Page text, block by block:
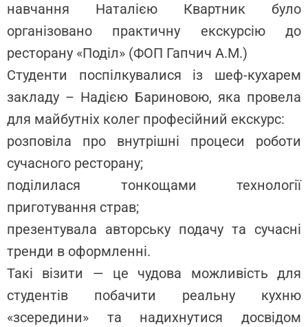
навчання Наталією Квартник було
організовано практичну екскурсію до
ресторану «Поділ» (ФОП Гапчич А.М.)
Студенти поспілкувалися із шеф-кухарем
закладу – Надією Бариновою, яка провела
для майбутніх колег професійний екскурс:
розповіла про внутрішні процеси роботи
сучасного ресторану;
поділилася тонкощами технології
приготування страв;
презентувала авторську подачу та сучасні
тренди в оформленні.
Такі візити — це чудова можливість для
студентів побачити реальну кухню
«зсередини» та надихнутися досвідом